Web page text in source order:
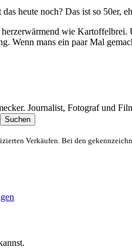
heute noch? Das ist so 50er,
wie
Wenn mans ein paar Mal
Journalist, Fotograf und
Verkäufen. Bei den